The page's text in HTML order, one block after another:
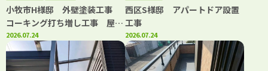
小牧市H様邸 外壁塗装工事
コーキング打ち増し工事 屋根
漆喰工事
2026.07.24
西区S様邸 アパートドア設置
工事
2026.07.24